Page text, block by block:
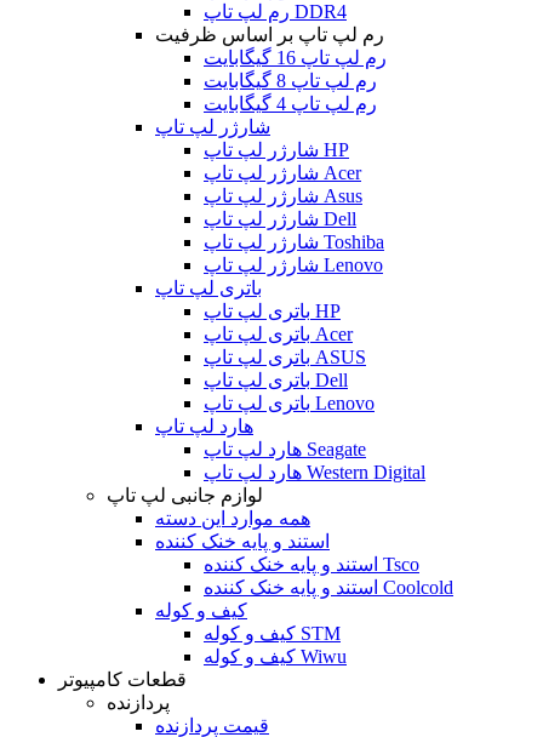
رم لپ تاپ DDR4
رم لپ تاپ بر اساس ظرفیت
رم لپ تاپ 16 گیگابایت
رم لپ تاپ 8 گیگابایت
رم لپ تاپ 4 گیگابایت
شارژر لپ تاپ
شارژر لپ تاپ HP
شارژر لپ تاپ Acer
شارژر لپ تاپ Asus
شارژر لپ تاپ Dell
شارژر لپ تاپ Toshiba
شارژر لپ تاپ Lenovo
باتری لپ تاپ
باتری لپ تاپ HP
باتری لپ تاپ Acer
باتری لپ تاپ ASUS
باتری لپ تاپ Dell
باتری لپ تاپ Lenovo
هارد لپ تاپ
هارد لپ تاپ Seagate
هارد لپ تاپ Western Digital
لوازم جانبی لپ تاپ
همه موارد این دسته
استند و پایه خنک کننده
استند و پایه خنک کننده Tsco
استند و پایه خنک کننده Coolcold
کیف و کوله
کیف و کوله STM
کیف و کوله Wiwu
قطعات کامپیوتر
پردازنده
قیمت پردازنده